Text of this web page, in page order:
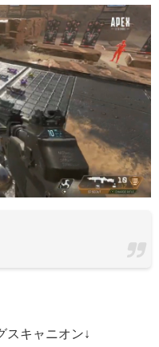
スキャニオン↓